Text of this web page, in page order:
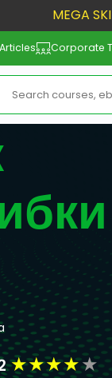
MEGA
Articles Corporate
★★★★★